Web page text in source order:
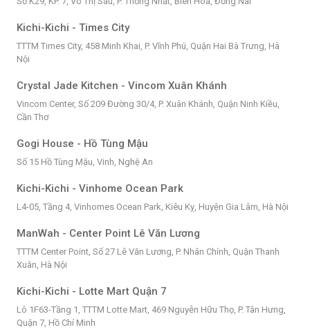
Kichi-Kichi - Times City
TTTM Times City, 458 Minh Khai, P. Vĩnh Phú, Quận Hai Bà Trưng, Hà
Nội
Crystal Jade Kitchen - Vincom Xuân Khánh
Vincom Center, Số 209 Đường 30/4, P. Xuân Khánh, Quận Ninh Kiều,
Cần Thơ
Gogi House - Hồ Tùng Mậu
Số 15 Hồ Tùng Mậu, Vinh, Nghệ An
Kichi-Kichi - Vinhome Ocean Park
L4-05, Tầng 4, Vinhomes Ocean Park, Kiêu Kỵ, Huyện Gia Lâm, Hà Nội
ManWah - Center Point Lê Văn Lương
TTTM Center Point, Số 27 Lê Văn Lương, P. Nhân Chính, Quận Thanh
Xuân, Hà Nội
Kichi-Kichi - Lotte Mart Quận 7
Lô 1F63-Tầng 1, TTTM Lotte Mart, 469 Nguyễn Hữu Thọ, P. Tân Hưng,
Quận 7, Hồ Chí Minh